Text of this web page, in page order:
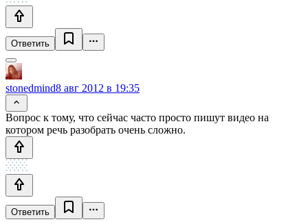
Ответить
stonedmind8 авг 2012 в 19:35
Вопрос к тому, что сейчас часто просто пишут видео на
котором речь разобрать очень сложно.
Ответить